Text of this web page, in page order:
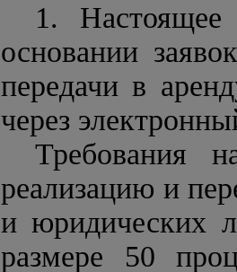
1. Настоящее
основании
передачи в
через
Требования
реализацию и
и юридических
размере 50